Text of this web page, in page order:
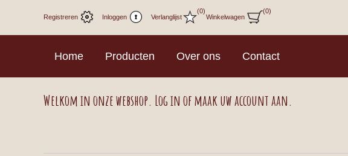
Registreren Inloggen Verlanglijst
(0)
Winkelwagen
(0)
Home Producten Over ons Contact
Welkom in onze webshop. Log in of maak uw account aan.